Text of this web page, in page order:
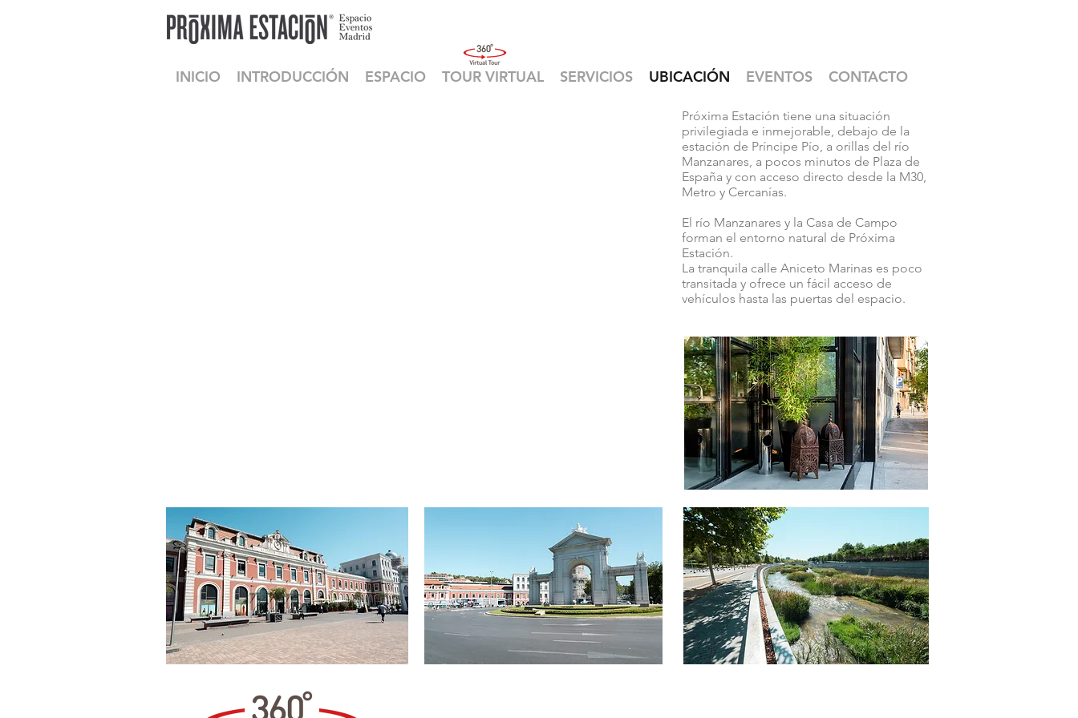
INICIO INTRODUCCIÓN ESPACIO TOUR VIRTUAL SERVICIOS UBICACIÓN EVENTOS CONTACTO
Próxima Estación tiene una situación
privilegiada e inmejorable, debajo de la
estación de Príncipe Pío, a orillas del río
Manzanares, a pocos minutos de Plaza de
España y con acceso directo desde la M30,
Metro y Cercanías.
El río Manzanares y la Casa de Campo
forman el entorno natural de Próxima
Estación.
La tranquila calle Aniceto Marinas es poco
transitada y ofrece un fácil acceso de
vehículos hasta las puertas del espacio.